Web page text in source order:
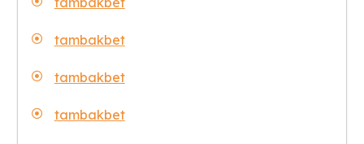
tambakbet
tambakbet
tambakbet